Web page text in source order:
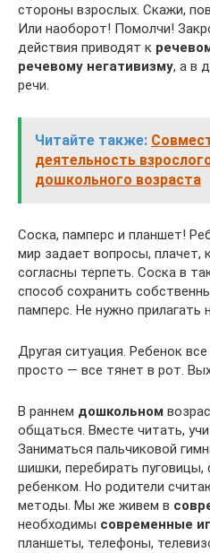
стороны взрослых. Скажи,
Или наоборот! Помолчи!
действия приводят к
речевому негативизму, а в
речи.
Читайте также:
деятельность
дошкольного возраста
Соска, памперс и планшет!
мир задает вопросы, плачет,
согласны терпеть. Соска в
способ сохранить
памперс. Не нужно прилагать
Другая ситуация. Ребенок все
просто — все тянет в рот.
В раннем дошкольном
общаться. Вместе читать,
Заниматься пальчиковой
шишки, перебирать пуговицы,
ребенком. Но родители
методы. Мы же живем в
необходимы современные
планшеты, телефоны,